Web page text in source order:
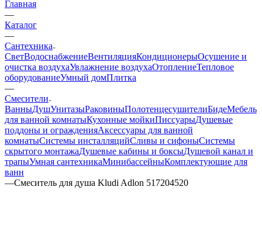
Главная
—
Каталог
—
Сантехника
СветВодоснабжениеВентиляцияКондиционерыОсушение и
очистка воздухаУвлажнение воздухаОтоплениеТепловое
оборудованиеУмный домПлитка
—
Смесители
ВанныДушУнитазыРаковиныПолотенцесушителиБидеМебель
для ванной комнатыКухонные мойкиПиссуарыДушевые
поддоны и огражденияАксессуары для ванной
комнатыСистемы инсталляцийСливы и сифоныСистемы
скрытого монтажаДушевые кабины и боксыДушевой канал и
трапыУмная сантехникаМинибассейныКомплектующие для
ванн
—Смеситель для душа Kludi Adlon 517204520